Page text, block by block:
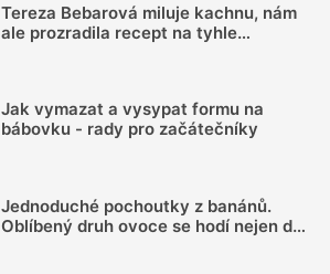
Tereza Bebarová miluje kachnu, nám
ale prozradila recept na tyhle
Jak vymazat a vysypat formu na
bábovku - rady pro začátečníky
Jednoduché pochoutky z banánů.
Oblíbený druh ovoce se hodí nejen do